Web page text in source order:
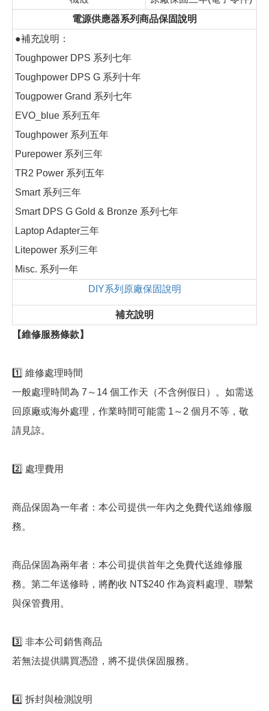
電源供應器系列商品保固說明
●補充說明：
Toughpower DPS 系列七年
Toughpower DPS G 系列十年
Tougpower Grand 系列七年
EVO_blue 系列五年
Toughpower 系列五年
Purepower 系列三年
TR2 Power 系列五年
Smart 系列三年
Smart DPS G Gold & Bronze 系列七年
Laptop Adapter三年
Litepower 系列三年
Misc. 系列一年
DIY系列原廠保固說明
補充說明
【維修服務條款】
1️⃣ 維修處理時間
一般處理時間為 7～14 個工作天（不含例假日）。如需送
回原廠或海外處理，作業時間可能需 1～2 個月不等，敬
請見諒。
2️⃣ 處理費用
商品保固為一年者：本公司提供一年內之免費代送維修服
務。
商品保固為兩年者：本公司提供首年之免費代送維修服
務。第二年送修時，將酌收 NT$240 作為資料處理、聯繫
與保管費用。
3️⃣ 非本公司銷售商品
若無法提供購買憑證，將不提供保固服務。
4️⃣ 拆封與檢測說明